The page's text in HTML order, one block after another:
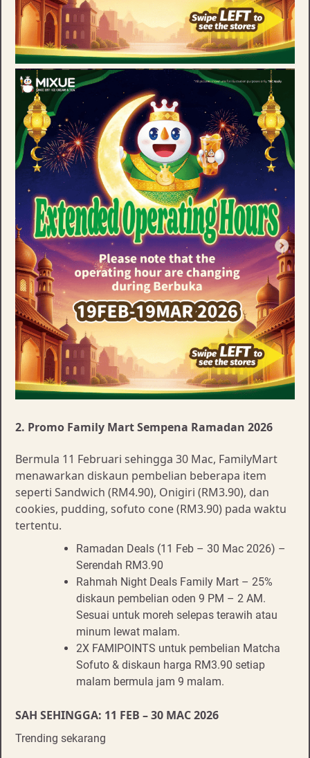
2. Promo Family Mart Sempena Ramadan 2026
Bermula 11 Februari sehingga 30 Mac, FamilyMart
menawarkan diskaun pembelian beberapa item
seperti Sandwich (RM4.90), Onigiri (RM3.90), dan
cookies, pudding, sofuto cone (RM3.90) pada waktu
tertentu.
Ramadan Deals (11 Feb – 30 Mac 2026) –
Serendah RM3.90
Rahmah Night Deals Family Mart – 25%
diskaun pembelian oden 9 PM – 2 AM.
Sesuai untuk moreh selepas terawih atau
minum lewat malam.
2X FAMIPOINTS untuk pembelian Matcha
Sofuto & diskaun harga RM3.90 setiap
malam bermula jam 9 malam.
SAH SEHINGGA: 11 FEB – 30 MAC 2026
Trending sekarang